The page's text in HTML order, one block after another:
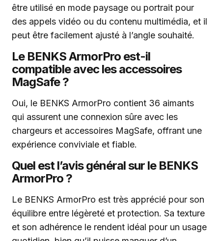
être utilisé en mode paysage ou portrait pour
des appels vidéo ou du contenu multimédia, et il
peut être facilement ajusté à l’angle souhaité.
Le BENKS ArmorPro est-il
compatible avec les accessoires
MagSafe ?
Oui, le BENKS ArmorPro contient 36 aimants
qui assurent une connexion sûre avec les
chargeurs et accessoires MagSafe, offrant une
expérience conviviale et fiable.
Quel est l’avis général sur le BENKS
ArmorPro ?
Le BENKS ArmorPro est très apprécié pour son
équilibre entre légèreté et protection. Sa texture
et son adhérence le rendent idéal pour un usage